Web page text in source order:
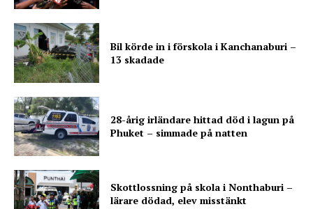
Bil körde in i förskola i Kanchanaburi –
13 skadade
28-årig irländare hittad död i lagun på
Phuket – simmade på natten
Skottlossning på skola i Nonthaburi –
lärare dödad, elev misstänkt